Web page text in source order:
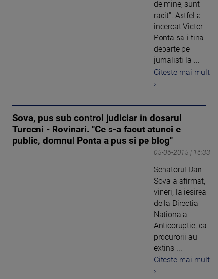
de mine, sunt
racit". Astfel a
incercat Victor
Ponta sa-i tina
departe pe
jurnalisti la ...
Citeste mai mult
›
Sova, pus sub control judiciar in dosarul
Turceni - Rovinari. "Ce s-a facut atunci e
public, domnul Ponta a pus si pe blog"
05-06-2015 | 16:33
Senatorul Dan
Sova a afirmat,
vineri, la iesirea
de la Directia
Nationala
Anticoruptie, ca
procurorii au
extins ...
Citeste mai mult
›